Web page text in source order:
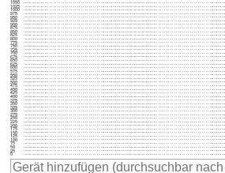
0
25
50
75
100
125
150
175
200
225
250
275
300
325
350
375
400
425
450
475
500
525
550
575
600
625
650
675
700
725
750
775
800
825
850
875
900
925
950
975
1000
1025
1050